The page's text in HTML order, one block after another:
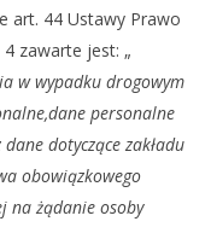
art. 44 Ustawy Prawo
zawarte jest: „
w wypadku drogowym
personalne
dotyczące zakładu
obowiązkowego
na żądanie osoby